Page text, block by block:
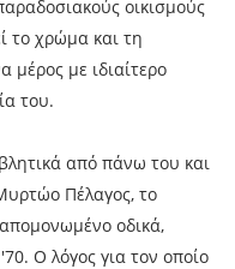
οικισμούς
το χρώμα και τη
μέρος με ιδιαίτερο
του.
από πάνω του και
Πέλαγος, το
οδικά,
Ο λόγος για τον οποίο